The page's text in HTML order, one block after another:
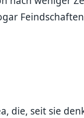
die, seit sie